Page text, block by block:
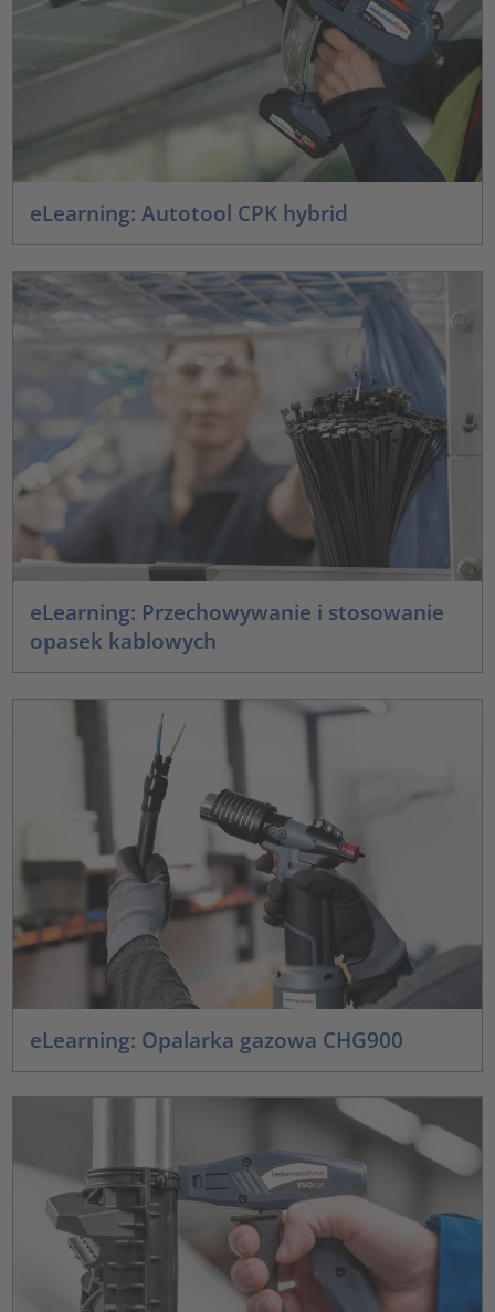
eLearning: Autotool CPK hybrid
eLearning: Przechowywanie i stosowanie
opasek kablowych
eLearning: Opalarka gazowa CHG900